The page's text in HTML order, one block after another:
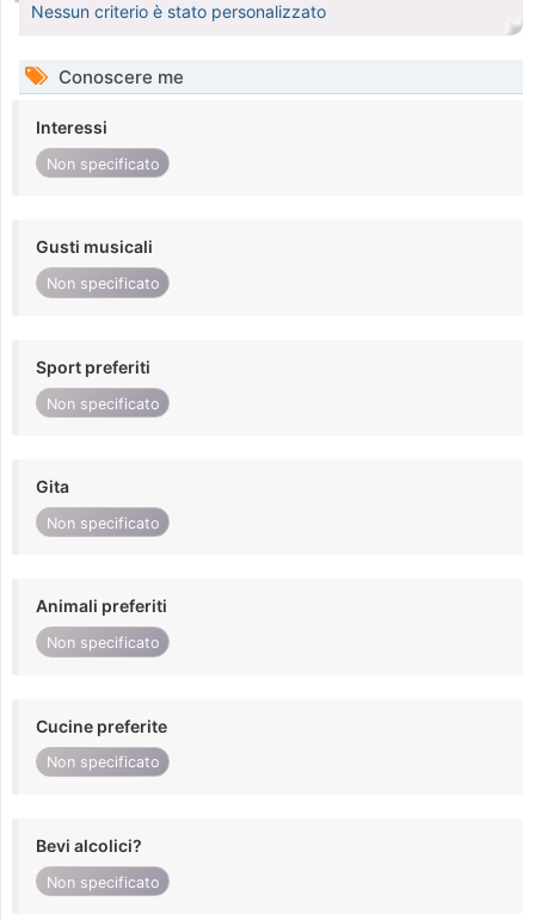
Nessun criterio è stato personalizzato
Conoscere me
Interessi
Non specificato
Gusti musicali
Non specificato
Sport preferiti
Non specificato
Gita
Non specificato
Animali preferiti
Non specificato
Cucine preferite
Non specificato
Bevi alcolici?
Non specificato